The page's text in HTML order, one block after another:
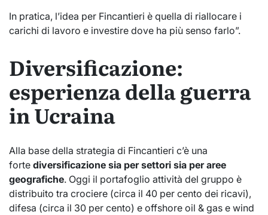
In pratica, l’idea per Fincantieri è quella di riallocare i
carichi di lavoro e investire dove ha più senso farlo”.
Diversificazione:
esperienza della guerra
in Ucraina
Alla base della strategia di Fincantieri c’è una
forte diversificazione sia per settori sia per aree
geografiche. Oggi il portafoglio attività del gruppo è
distribuito tra crociere (circa il 40 per cento dei ricavi),
difesa (circa il 30 per cento) e offshore oil & gas e wind